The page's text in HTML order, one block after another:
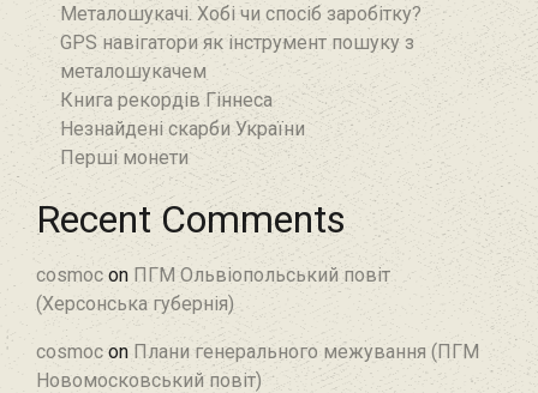
Металошукачі. Хобі чи спосіб заробітку?
GPS навігатори як інструмент пошуку з
металошукачем
Книга рекордів Гіннеса
Незнайдені скарби України
Перші монети
Recent Comments
cosmoc on ПГМ Ольвіопольський повіт
(Херсонська губернія)
cosmoc on Плани генерального межування (ПГМ
Новомосковський повіт)